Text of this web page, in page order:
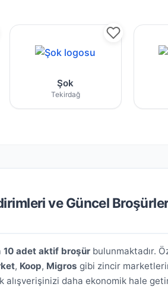
Şok
Tekirdağ
ve Güncel
10 adet aktif broşür bulunmaktadır.
, Koop, Migros gibi zincir
alışverişinizi daha ekonomik hale